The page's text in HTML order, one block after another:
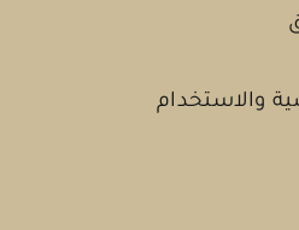
والاستخدام